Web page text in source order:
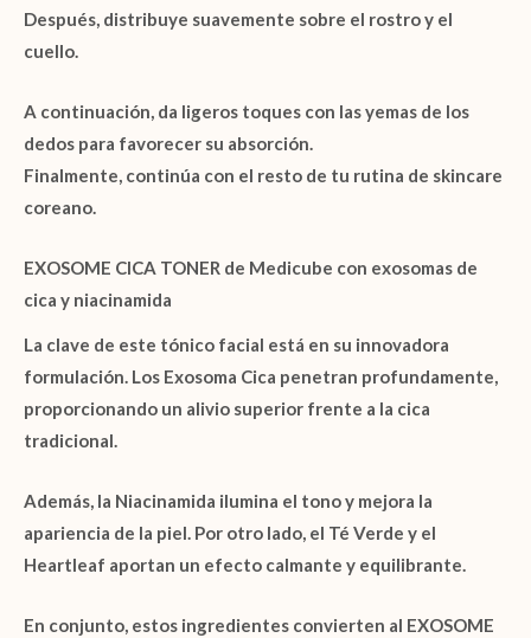
Después, distribuye suavemente sobre el rostro y el
cuello.
A continuación, da ligeros toques con las yemas de los
dedos para favorecer su absorción.
Finalmente, continúa con el resto de tu rutina de skincare
coreano.
EXOSOME CICA TONER de Medicube con exosomas de
cica y niacinamida
La clave de este tónico facial está en su innovadora
formulación. Los Exosoma Cica penetran profundamente,
proporcionando un alivio superior frente a la cica
tradicional.
Además, la Niacinamida ilumina el tono y mejora la
apariencia de la piel. Por otro lado, el Té Verde y el
Heartleaf aportan un efecto calmante y equilibrante.
En conjunto, estos ingredientes convierten al EXOSOME